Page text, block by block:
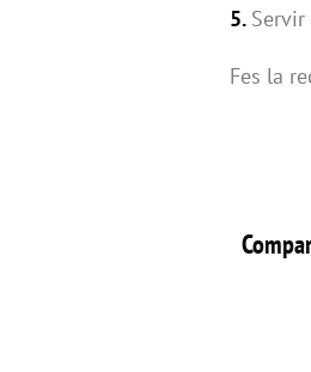
5.
Fes la